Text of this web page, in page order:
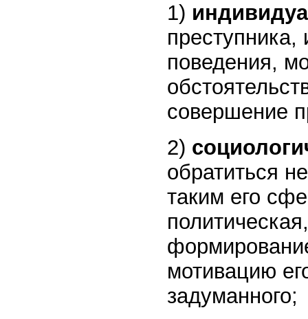
1)
преступника,
поведения,
совершение
2)
обратиться
таким его
мотивацию
задуманного;